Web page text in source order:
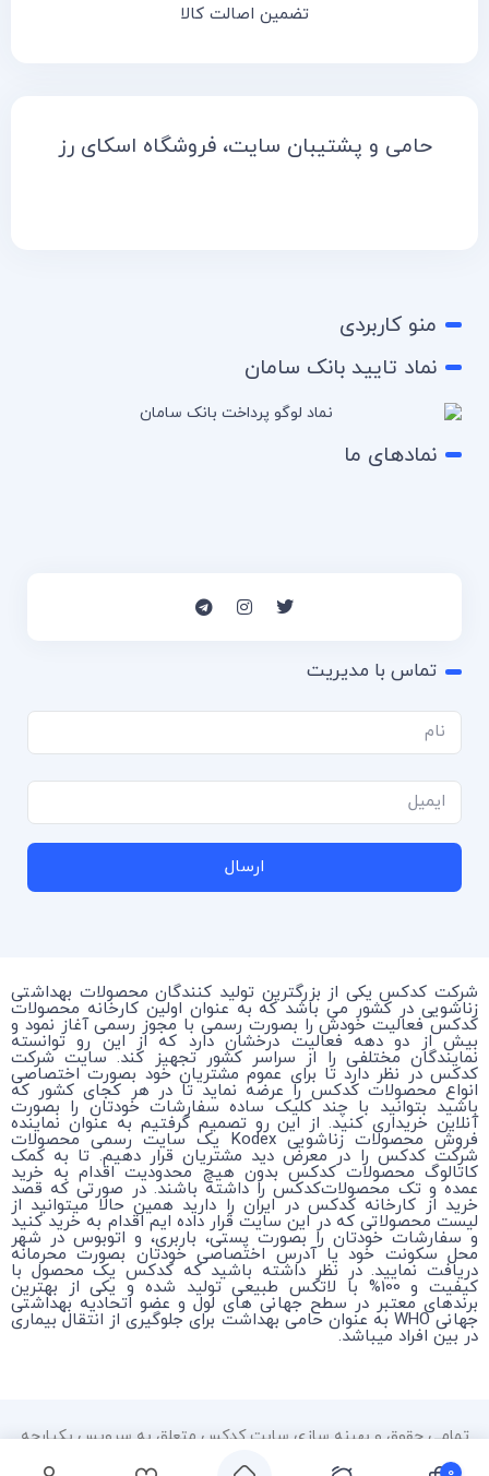
تضمین اصالت کالا
حامی و پشتیبان سایت، فروشگاه اسکای رز
منو کاربردی
نماد تایید بانک سامان
نمادهای ما
تماس با مدیریت
ارسال
شرکت کدکس یکی از بزرگترین تولید کنندگان محصولات بهداشتی
زناشویی در کشور می باشد که به عنوان اولین کارخانه محصولات
کدکس فعالیت خودش را بصورت رسمی با مجوز رسمی آغاز نمود و
بیش از دو دهه فعالیت درخشان دارد که از این رو توانسته
نمایندگان مختلفی را از سراسر کشور تجهیز کند. سایت شرکت
کدکس در نظر دارد تا برای عموم مشتریان خود بصورت اختصاصی
انواع محصولات کدکس را عرضه نماید تا در هر کجای کشور که
باشید بتوانید با چند کلیک ساده سفارشات خودتان را بصورت
آنلاین خریداری کنید. از این رو تصمیم گرفتیم به عنوان نماینده
فروش محصولات زناشویی Kodex یک سایت رسمی محصولات
شرکت کدکس را در معرض دید مشتریان قرار دهیم. تا به کمک
کاتالوگ محصولات کدکس بدون هیچ محدودیت اقدام به خرید
عمده و تک محصولات‌کدکس را داشته باشند. در صورتی که قصد
خرید از کارخانه کدکس در ایران را دارید همین حالا میتوانید از
لیست محصولاتی که در این سایت قرار داده ایم اقدام به خرید کنید
و سفارشات خودتان را بصورت پستی، باربری، و اتوبوس در شهر
محل سکونت خود یا آدرس اختصاصی خودتان بصورت محرمانه
دریافت نمایید. در نظر داشته باشید که کدکس یک محصول با
کیفیت و 100% با لاتکس طبیعی تولید شده و یکی از بهترین
برندهای معتبر در سطح جهانی های لول و عضو اتحادیه بهداشتی
جهانی WHO به عنوان حامی بهداشت برای جلوگیری از انتقال بیماری
در بین افراد میباشد.
تمامی حقوق و بهینه سازی سایت کدکس متعلق به سرویس یکپارچه